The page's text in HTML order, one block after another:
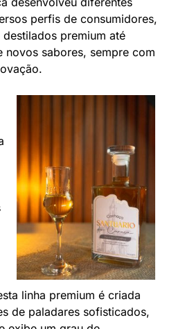
perfis de consumidores,
premium até
novos sabores, sempre com
linha premium é criada
de paladares sofisticados,